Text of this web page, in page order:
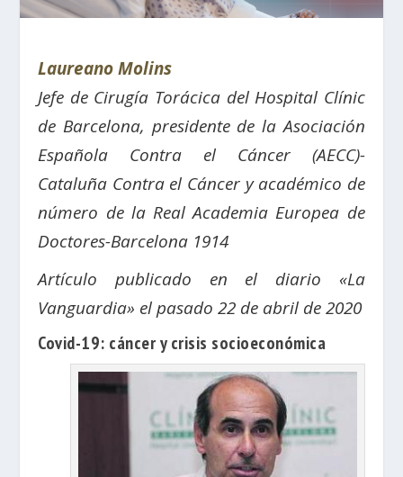
Laureano Molins
Jefe de Cirugía Torácica del Hospital Clínic
de Barcelona, presidente de la Asociación
Española Contra el Cáncer (AECC)-
Cataluña Contra el Cáncer y académico de
número de la Real Academia Europea de
Doctores-Barcelona 1914
Artículo publicado en el diario «La
Vanguardia» el pasado 22 de abril de 2020
Covid-19: cáncer y crisis socioeconómica